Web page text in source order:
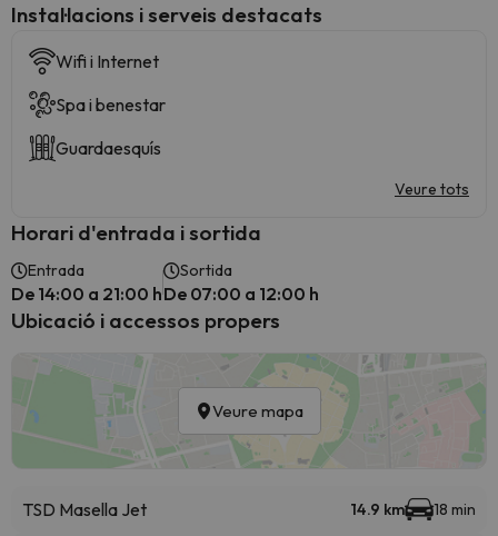
Instal·lacions i serveis destacats
Wifi i Internet
Spa i benestar
Guardaesquís
Veure tots
Horari d'entrada i sortida
Entrada
De 14:00 a 21:00 h
Sortida
De 07:00 a 12:00 h
Ubicació i accessos propers
Veure mapa
TSD Masella Jet 14.9 km 18 min